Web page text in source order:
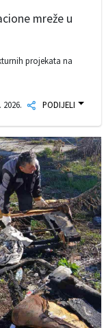
mreže u
projekata na
2026. PODIJELI